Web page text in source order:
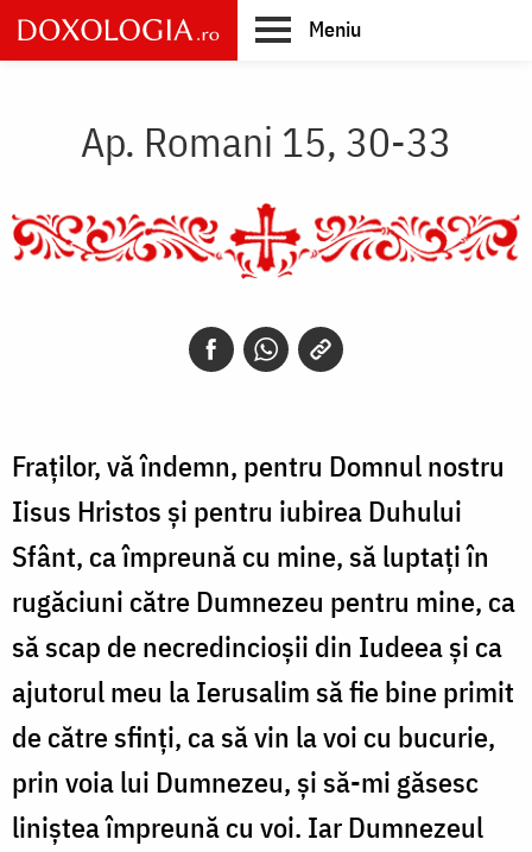
Skip
to
main
Meniu
Ap. Romani 15, 30-33
Fraților, vă îndemn, pentru Domnul nostru
Iisus Hristos și pentru iubirea Duhului
Sfânt, ca împreună cu mine, să luptați în
rugăciuni către Dumnezeu pentru mine, ca
să scap de necredincioșii din Iudeea și ca
ajutorul meu la Ierusalim să fie bine primit
de către sfinți, ca să vin la voi cu bucurie,
prin voia lui Dumnezeu, și să-mi găsesc
liniștea împreună cu voi. Iar Dumnezeul